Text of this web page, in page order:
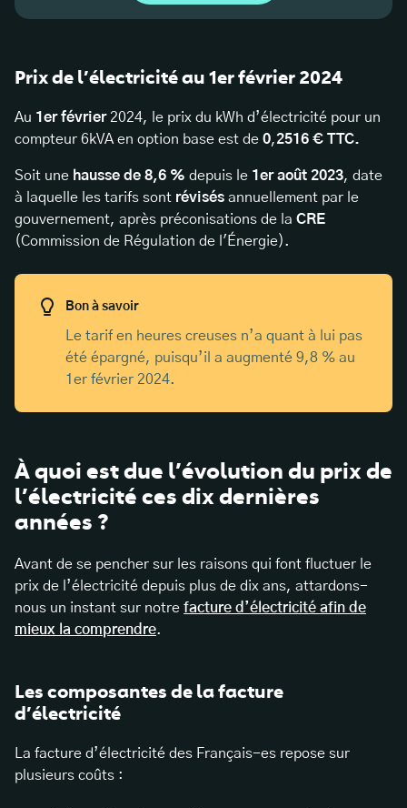
Prix de l’électricité au 1er février 2024
Au 1er février 2024, le prix du kWh d’électricité pour un
compteur 6kVA en option base est de 0,2516 € TTC.
Soit une hausse de 8,6 % depuis le 1er août 2023, date
à laquelle les tarifs sont révisés annuellement par le
gouvernement, après préconisations de la CRE
(Commission de Régulation de l'Énergie).
Bon à savoir
Le tarif en heures creuses n’a quant à lui pas
été épargné, puisqu’il a augmenté 9,8 % au
1er février 2024.
À quoi est due l’évolution du prix de
l’électricité ces dix dernières
années ?
Avant de se pencher sur les raisons qui font fluctuer le
prix de l’électricité depuis plus de dix ans, attardons-
nous un instant sur notre facture d’électricité afin de
mieux la comprendre.
Les composantes de la facture
d’électricité
La facture d’électricité des Français-es repose sur
plusieurs coûts :